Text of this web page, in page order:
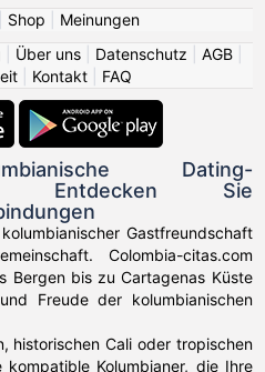
Shop
Meinungen
Über uns Datenschutz AGB
Kontakt FAQ
Dating-
Entdecken Sie
Gastfreundschaft
Colombia-citas.com
Bergen bis zu Cartagenas Küste
Freude der kolumbianischen
historischen Cali oder tropischen
Kolumbianer, die Ihre